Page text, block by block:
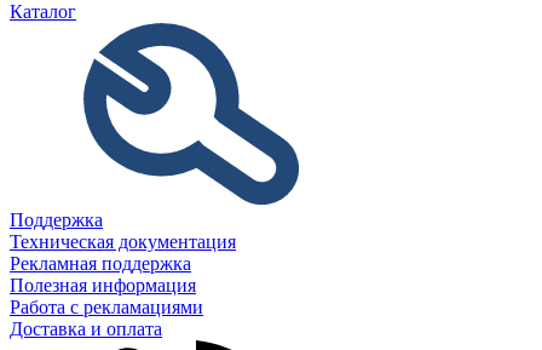
Каталог
Поддержка
Техническая документация
Рекламная поддержка
Полезная информация
Работа с рекламациями
Доставка и оплата